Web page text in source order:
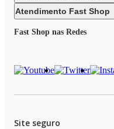
Atendimento Fast Shop
Fast Shop nas Redes
Site seguro